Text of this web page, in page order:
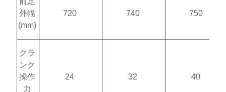
外幅
(mm)
720 740 750
クラ
ンク
操作
力
24 32 40